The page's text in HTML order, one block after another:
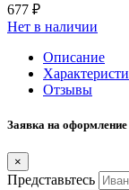
677 ₽
Нет в наличии
Описание
Отзывы
Заявка на оформление
×
Представьтесь